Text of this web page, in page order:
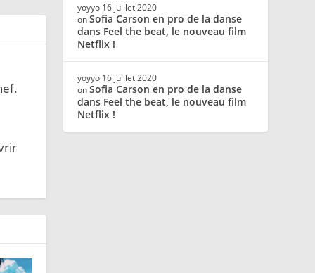
yoyyo 16 juillet 2020
onSofia Carson en pro de la danse
dans Feel the beat, le nouveau film
Netflix !
yoyyo 16 juillet 2020
onSofia Carson en pro de la danse
dans Feel the beat, le nouveau film
Netflix !